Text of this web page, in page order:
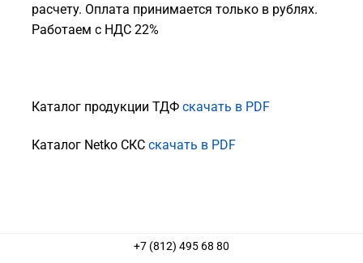
расчету. Оплата принимается только в рублях.
Работаем с НДС 22%
Каталог продукции ТДФ скачать в PDF
Каталог Netko СКС скачать в PDF
+7 (812) 495 68 80